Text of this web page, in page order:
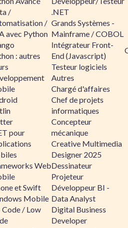
/
/
avec Python
: autres
pour
Web
et Swift
Mobile
/ Low
.NET
Grands Systèmes -
Mainframe / COBOL
Intégrateur Front-
End (Javascript)
Testeur logiciels
Autres
Chargé d'affaires
Chef de projets
informatiques
Concepteur
mécanique
Creative Multimedia
Designer 2025
Dessinateur
Projeteur
Développeur BI -
Data Analyst
Digital Business
Developer